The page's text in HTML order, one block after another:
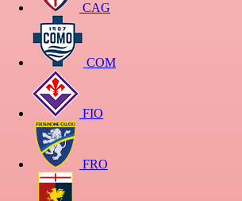
CAG
COM
FIO
FRO